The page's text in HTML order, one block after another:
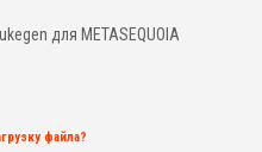
для METASEQUOIA
файла?